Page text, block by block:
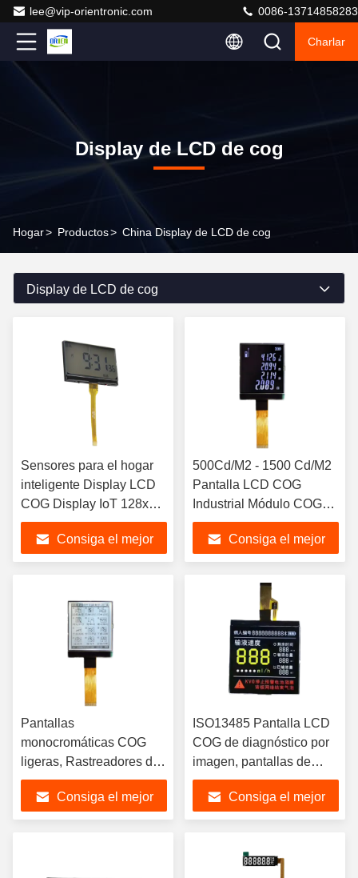
lee@vip-orientronic.com 0086-13714858283
Charlar
Display de LCD de cog
Hogar> Productos> China Display de LCD de cog
Display de LCD de cog
Sensores para el hogar
inteligente Display LCD
COG Display IoT 128x64
Cog Modulo de
LCD,Display de LCD de
segmento,Segmento de
Consiga el mejor
500Cd/M2 - 1500 Cd/M2
Pantalla LCD COG
Industrial Módulo COG
25ms, pantalla LCD de
segmentos, LCD de
segmentos
Consiga el mejor
Pantallas
monocromáticas COG
ligeras, Rastreadores de
fitness de bajo consumo,
Pantalla COG, pantalla
LCD de segmento, LCD
Consiga el mejor
ISO13485 Pantalla LCD
COG de diagnóstico por
imagen, pantallas de
grado médico para
monitores de pacientes,
pantalla LCD
segmentado
Consiga el mejor